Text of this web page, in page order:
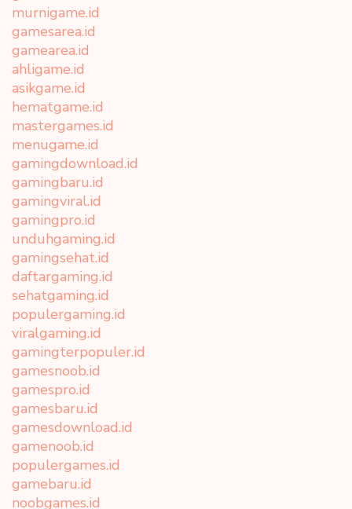
murnigame.id
gamesarea.id
gamearea.id
ahligame.id
asikgame.id
hematgame.id
mastergames.id
menugame.id
gamingdownload.id
gamingbaru.id
gamingviral.id
gamingpro.id
unduhgaming.id
gamingsehat.id
daftargaming.id
sehatgaming.id
populergaming.id
viralgaming.id
gamingterpopuler.id
gamesnoob.id
gamespro.id
gamesbaru.id
gamesdownload.id
gamenoob.id
populergames.id
gamebaru.id
noobgames.id